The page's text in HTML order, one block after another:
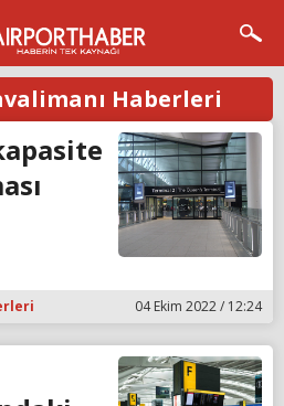
Haberleri
04 Ekim 2022 / 12:24